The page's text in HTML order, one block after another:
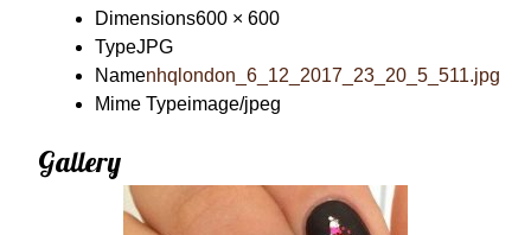
Dimensions600 × 600
TypeJPG
Namenhqlondon_6_12_2017_23_20_5_511.jpg
Mime Typeimage/jpeg
Gallery